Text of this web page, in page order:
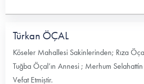
Türkan ÖÇAL
Köseler Mahallesi Sakinlerinden; Rıza
Tuğba Öçal’ın Annesi ; Merhum Selahattin
Vefat Etmiştir.